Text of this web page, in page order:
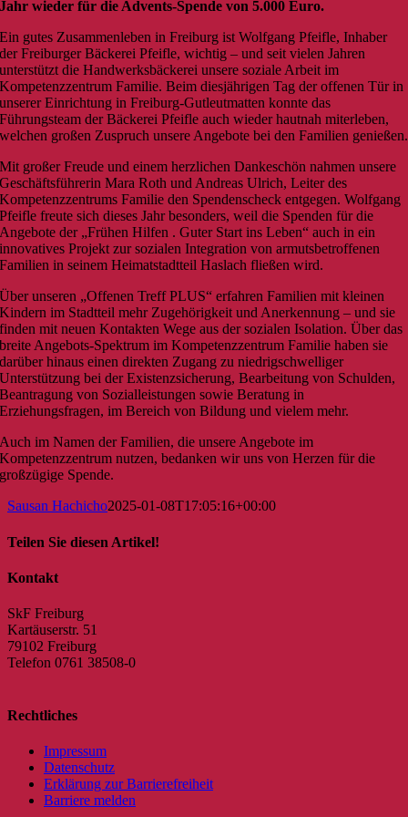
Jahr wieder für die Advents-Spende von 5.000 Euro.
Ein gutes Zusammenleben in Freiburg ist Wolfgang Pfeifle, Inhaber
der Freiburger Bäckerei Pfeifle, wichtig – und seit vielen Jahren
unterstützt die Handwerksbäckerei unsere soziale Arbeit im
Kompetenzzentrum Familie. Beim diesjährigen Tag der offenen Tür in
unserer Einrichtung in Freiburg-Gutleutmatten konnte das
Führungsteam der Bäckerei Pfeifle auch wieder hautnah miterleben,
welchen großen Zuspruch unsere Angebote bei den Familien genießen.
Mit großer Freude und einem herzlichen Dankeschön nahmen unsere
Geschäftsführerin Mara Roth und Andreas Ulrich, Leiter des
Kompetenzzentrums Familie den Spendenscheck entgegen. Wolfgang
Pfeifle freute sich dieses Jahr besonders, weil die Spenden für die
Angebote der „Frühen Hilfen . Guter Start ins Leben“ auch in ein
innovatives Projekt zur sozialen Integration von armutsbetroffenen
Familien in seinem Heimatstadtteil Haslach fließen wird.
Über unseren „Offenen Treff PLUS“ erfahren Familien mit kleinen
Kindern im Stadtteil mehr Zugehörigkeit und Anerkennung – und sie
finden mit neuen Kontakten Wege aus der sozialen Isolation. Über das
breite Angebots-Spektrum im Kompetenzzentrum Familie haben sie
darüber hinaus einen direkten Zugang zu niedrigschwelliger
Unterstützung bei der Existenzsicherung, Bearbeitung von Schulden,
Beantragung von Sozialleistungen sowie Beratung in
Erziehungsfragen, im Bereich von Bildung und vielem mehr.
Auch im Namen der Familien, die unsere Angebote im
Kompetenzzentrum nutzen, bedanken wir uns von Herzen für die
großzügige Spende.
Sausan Hachicho2025-01-08T17:05:16+00:00
Teilen Sie diesen Artikel!
Facebook
X
Reddit
LinkedIn
WhatsApp
Tumblr
Pinterest
Vk
E-
Kontakt
SkF Freiburg
Kartäuserstr. 51
79102 Freiburg
Telefon 0761 38508-0
Rechtliches
Impressum
Datenschutz
Erklärung zur Barrierefreiheit
Barriere melden